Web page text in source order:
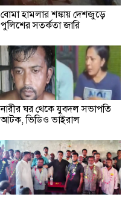
বোমা হামলার শঙ্কায় দেশজুড়ে
পুলিশের সতর্কতা জারি
নারীর ঘর থেকে যুবদল সভাপতি
আটক, ভিডিও ভাইরাল